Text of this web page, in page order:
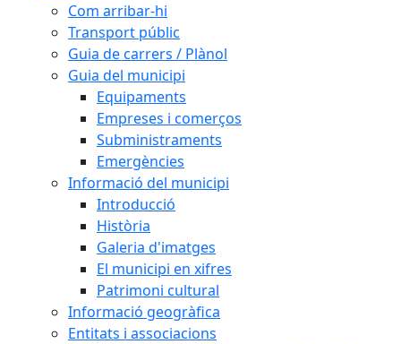
Com arribar-hi
Transport públic
Guia de carrers / Plànol
Guia del municipi
Equipaments
Empreses i comerços
Subministraments
Emergències
Informació del municipi
Introducció
Història
Galeria d'imatges
El municipi en xifres
Patrimoni cultural
Informació geogràfica
Entitats i associacions